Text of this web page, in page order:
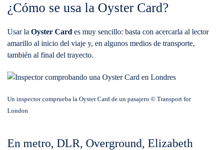
¿Cómo se usa la Oyster Card?
Usar la Oyster Card es muy sencillo: basta con acercarla al lector
amarillo al inicio del viaje y, en algunos medios de transporte,
también al final del trayecto.
Un inspector comprueba la Oyster Card de un pasajero © Transport for
London
En metro, DLR, Overground, Elizabeth